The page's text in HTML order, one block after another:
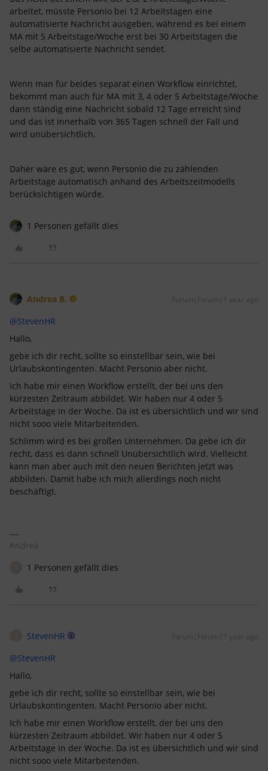
arbeitet, müsste Personio bei 12 Arbeitstagen eine
automatisierte Nachricht ausgeben, während es bei einem
MA mit 5 Arbeitstage/Woche erst bei 30 Arbeitstagen die
selbe automatisierte Nachricht sendet.
Wenn man für beides separat einen Workflow einrichtet,
bekommt man auch für MA mit 3, 4 oder 5 Arbeitstage/Woche
dann ständig eine Nachricht sobald 12 Tage erreicht sind
und das ist innerhalb von 365 Tagen schnell der Fall und
wird unübersichtlich.
Daher wäre es gut, wenn Personio die zu zählenden
Arbeitstage automatisch anhand des Arbeitszeitmodells
berücksichtigen würde.
1 Personen gefällt dies
Andrea B. Forum|Forum|1 year ago
@StevenHR
Hallo,
gebe ich dir recht, sollte so einstellbar sein, wie bei
Urlaubskontingenten. Macht Personio aber nicht.
Ich habe mir einen Workflow erstellt, der bei uns den
kürzesten Zeitraum abbildet. Wir haben nur 4 oder 5
Arbeitstage in der Woche. Da ist es übersichtlich und wir sind
nicht sooo viele Mitarbeitenden.
Schlimm wird es bei großen Unternehmen. Da gebe ich dir
recht, dass es dann schnell Unübersichtlich wird. Vielleicht
kann man aber auch mit den neuen Berichten jetzt was
abbilden. Damit habe ich mich allerdings noch nicht
beschäftigt.
Andrea
1 Personen gefällt dies
StevenHR Forum|Forum|1 year ago
@StevenHR
Hallo,
gebe ich dir recht, sollte so einstellbar sein, wie bei
Urlaubskontingenten. Macht Personio aber nicht.
Ich habe mir einen Workflow erstellt, der bei uns den
kürzesten Zeitraum abbildet. Wir haben nur 4 oder 5
Arbeitstage in der Woche. Da ist es übersichtlich und wir sind
nicht sooo viele Mitarbeitenden.